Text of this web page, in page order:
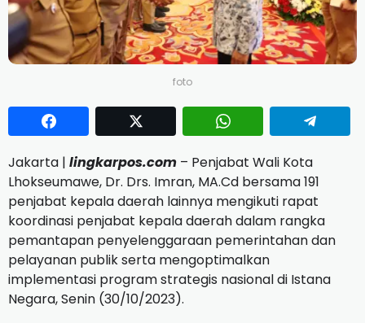
foto
Jakarta | lingkarpos.com – Penjabat Wali Kota
Lhokseumawe, Dr. Drs. Imran, MA.Cd bersama 191
penjabat kepala daerah lainnya mengikuti rapat
koordinasi penjabat kepala daerah dalam rangka
pemantapan penyelenggaraan pemerintahan dan
pelayanan publik serta mengoptimalkan
implementasi program strategis nasional di Istana
Negara, Senin (30/10/2023).